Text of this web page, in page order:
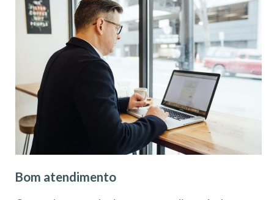
Bom atendimento